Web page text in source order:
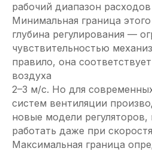
рабочий диапазон
Минимальная граница
глубина регулирования —
чувствительностью
правило, она
воздуха
2–3 м/c. Но для
систем вентиляции
новые модели регуляторов,
работать даже при
Максимальная граница